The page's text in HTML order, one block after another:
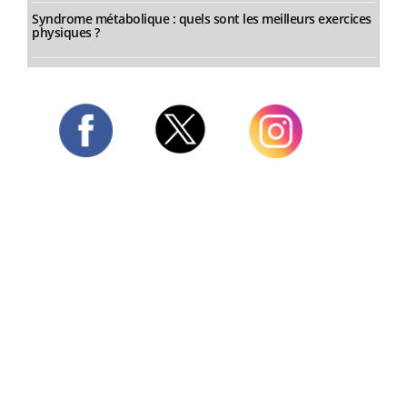
Syndrome métabolique : quels sont les meilleurs exercices
physiques ?